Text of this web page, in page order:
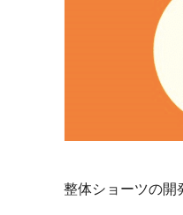
整体ショーツの開